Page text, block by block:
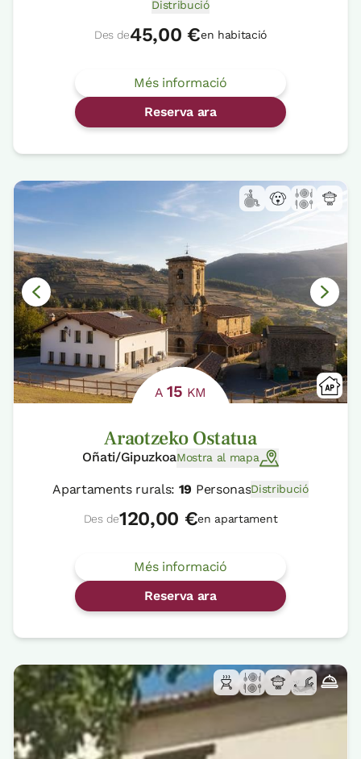
Distribució
Des de45,00 €en habitació
Més informació
Reserva ara
A15 KM
Araotzeko Ostatua
Oñati/GipuzkoaMostra al mapa
Apartaments rurals: 19 PersonasDistribució
Des de120,00 €en apartament
Més informació
Reserva ara